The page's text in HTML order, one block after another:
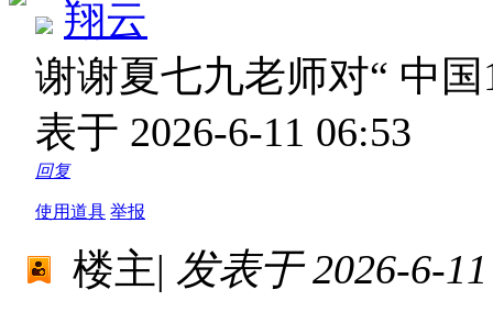
翔云
谢谢夏七九老师对“ 中
表于 2026-6-11 06:53
回复
使用道具 举报
楼主| 发表于 2026-6-